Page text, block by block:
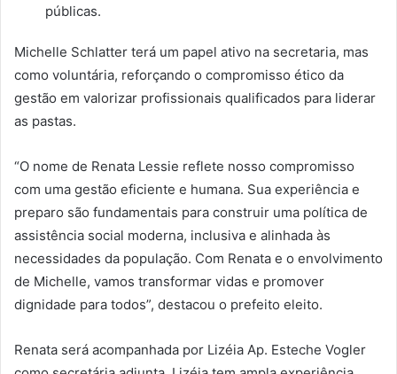
públicas.
Michelle Schlatter terá um papel ativo na secretaria, mas
como voluntária, reforçando o compromisso ético da
gestão em valorizar profissionais qualificados para liderar
as pastas.
“O nome de Renata Lessie reflete nosso compromisso
com uma gestão eficiente e humana. Sua experiência e
preparo são fundamentais para construir uma política de
assistência social moderna, inclusiva e alinhada às
necessidades da população. Com Renata e o envolvimento
de Michelle, vamos transformar vidas e promover
dignidade para todos”, destacou o prefeito eleito.
Renata será acompanhada por Lizéia Ap. Esteche Vogler